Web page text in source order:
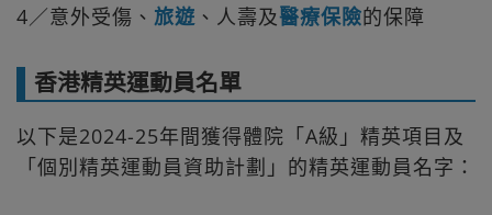
4／意外受傷、 旅遊 、人壽及醫療保險的保障
香港精英運動員名單
以下是2024-25年間獲得體院「A級」精英項目及
「個別精英運動員資助計劃」的精英運動員名字：